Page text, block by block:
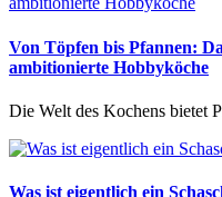
Von Töpfen bis Pfannen:
ambitionierte Hobbyköche
Die Welt des Kochens bietet
Was ist eigentlich ein